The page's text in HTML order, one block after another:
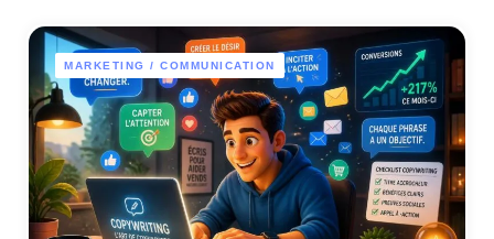
MARKETING / COMMUNICATION